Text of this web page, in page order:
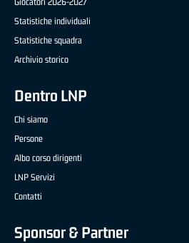
Statistiche individuali
Statistiche squadra
Archivio storico
Dentro LNP
Chi siamo
Persone
Albo corso dirigenti
LNP Servizi
Contatti
Sponsor & Partner